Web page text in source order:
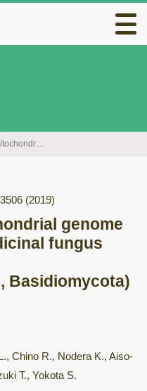
The complete mitochondrial genome sequence of the medicinal fungus Inonotus obliquus (Hymenochaetaceae, Basidiomycota)
(2019)
genome
fungus
Basidiomycota)
Chino R., Nodera K., Aiso-
T., Yokota S.